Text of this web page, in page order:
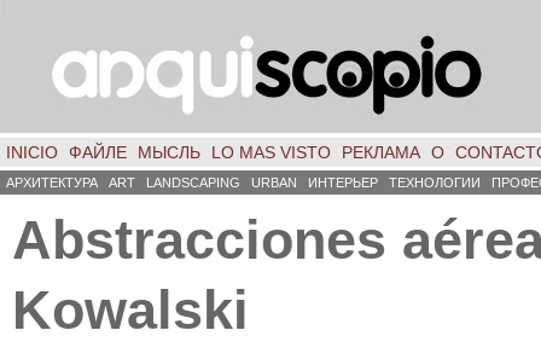
INICIO ФАЙЛЕ МЫСЛЬ LO MAS VISTO РЕКЛАМА О
АРХИТЕКТУРА ART LANDSCAPING URBAN ИНТЕРЬЕР ТЕХНОЛОГИИ
Abstracciones
Kowalski